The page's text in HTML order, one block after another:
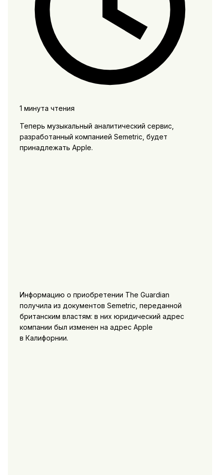
1 минута чтения
Теперь музыкальный аналитический сервис,
разработанный компанией Semetric, будет
принадлежать Apple.
Информацию о приобретении The Guardian
получила из документов Semetric, переданной
британским властям: в них юридический адрес
компании был изменен на адрес Apple
в Калифорнии.